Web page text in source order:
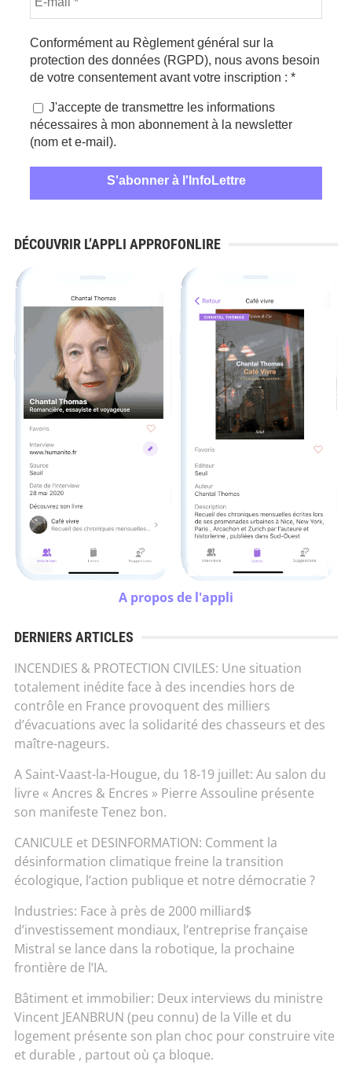
Conformément au Règlement général sur la
protection des données (RGPD), nous avons besoin
de votre consentement avant votre inscription : *
J'accepte de transmettre les informations
nécessaires à mon abonnement à la newsletter
(nom et e-mail).
DÉCOUVRIR L’APPLI APPROFONLIRE
A propos de l'appli
DERNIERS ARTICLES
INCENDIES & PROTECTION CIVILES: Une situation
totalement inédite face à des incendies hors de
contrôle en France provoquent des milliers
d’évacuations avec la solidarité des chasseurs et des
maître-nageurs.
A Saint-Vaast-la-Hougue, du 18-19 juillet: Au salon du
livre « Ancres & Encres » Pierre Assouline présente
son manifeste Tenez bon.
CANICULE et DESINFORMATION: Comment la
désinformation climatique freine la transition
écologique, l’action publique et notre démocratie ?
Industries: Face à près de 2000 milliard$
d’investissement mondiaux, l’entreprise française
Mistral se lance dans la robotique, la prochaine
frontière de l’IA.
Bâtiment et immobilier: Deux interviews du ministre
Vincent JEANBRUN (peu connu) de la Ville et du
logement présente son plan choc pour construire vite
et durable , partout où ça bloque.